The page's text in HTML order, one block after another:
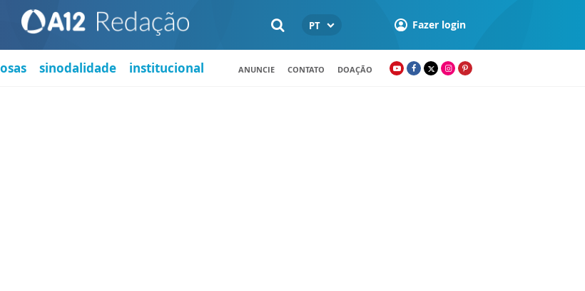
PT Fazer login
sinodalidade institucional ANUNCIE CONTATO DOAÇÃO